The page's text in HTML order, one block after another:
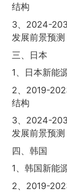
结构
3、2024-
发展前景预测
三、日本
1、日本新能
2、2019-
结构
3、2024-
发展前景预测
四、韩国
1、韩国新能
2、2019-